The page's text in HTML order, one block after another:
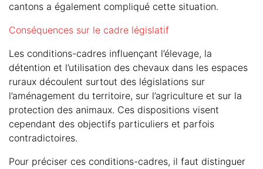
cantons a également compliqué cette situation.
Conséquences sur le cadre législatif
Les conditions-cadres influençant l’élevage, la
détention et l’utilisation des chevaux dans les espaces
ruraux découlent surtout des législations sur
l’aménagement du territoire, sur l’agriculture et sur la
protection des animaux. Ces dispositions visent
cependant des objectifs particuliers et parfois
contradictoires.
Pour préciser ces conditions-cadres, il faut distinguer